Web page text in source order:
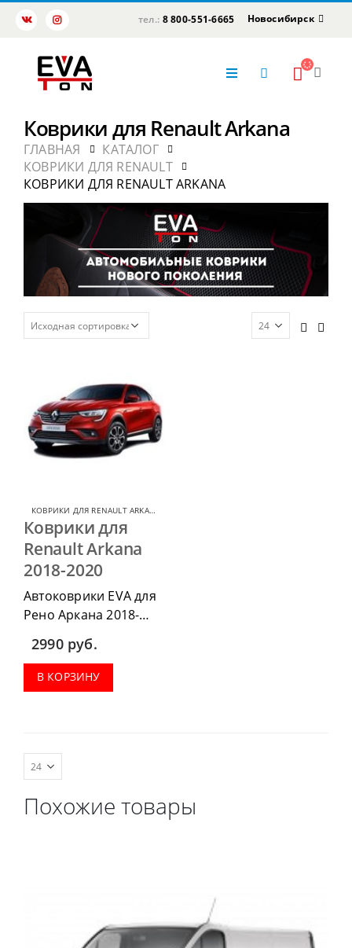
тел.: 8 800-551-6665 Новосибирск
Коврики для Renault Arkana
ГЛАВНАЯ
КАТАЛОГ
КОВРИКИ ДЛЯ RENAULT
КОВРИКИ ДЛЯ RENAULT ARKANA
КОВРИКИ ДЛЯ RENAULT ARKANA
Коврики для
Renault Arkana
2018-2020
Автоковрики EVA для
Рено Аркана 2018-
2020 г.в. можно
приобрести в
комплектации:
водительский коврик,
2990 руб.
В КОРЗИНУ
Похожие товары